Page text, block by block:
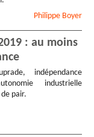
Philippe Boyer
: au moins
indépendance
industrielle
pair.